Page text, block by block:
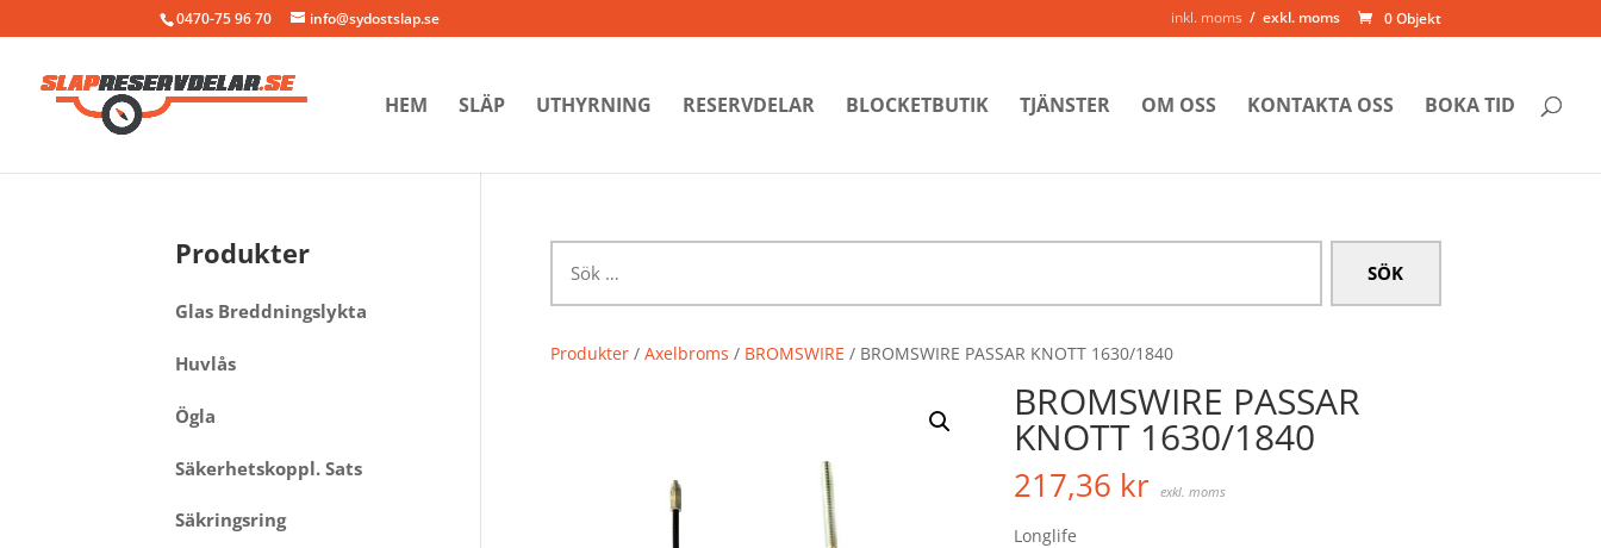
0470-75 96 70 info@sydostslap.se 0 Objekt
inkl. moms exkl. moms
HEM SLÄP UTHYRNING RESERVDELAR BLOCKETBUTIK TJÄNSTER OM OSS KONTAKTA OSS BOKA TID
efter:
Produkter /Axelbroms / BROMSWIRE / BROMSWIRE PASSAR KNOTT 1630/1840
BROMSWIRE PASSAR
KNOTT 1630/1840
217,36 kr exkl. moms
Longlife
Produkter
Glas Breddningslykta
Huvlås
Ögla
Säkerhetskoppl. Sats
Säkringsring